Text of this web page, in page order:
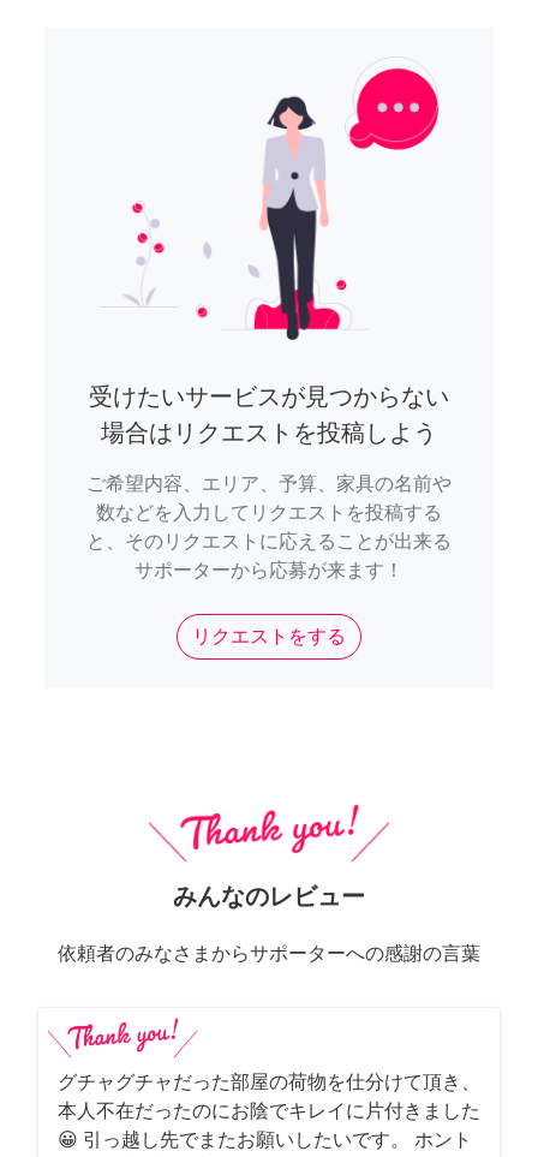
受けたいサービスが見つからない
場合はリクエストを投稿しよう
ご希望内容、エリア、予算、家具の名前や
数などを入力してリクエストを投稿する
と、そのリクエストに応えることが出来る
サポーターから応募が来ます！
リクエストをする
みんなのレビュー
依頼者のみなさまからサポーターへの感謝の言葉
グチャグチャだった部屋の荷物を仕分けて頂き、
本人不在だったのにお陰でキレイに片付きました
😀 引っ越し先でまたお願いしたいです。 ホント